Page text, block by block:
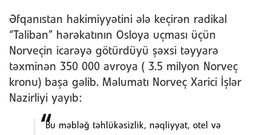
Əfqanıstan hakimiyyətini ələ keçirən radikal
“Taliban” hərəkatının Osloya uçması üçün
Norveçin icarəyə götürdüyü şəxsi təyyarə
təxminən 350 000 avroya ( 3.5 milyon Norveç
kronu) başa gəlib. Məlumatı Norveç Xarici İşlər
Nazirliyi yayıb:
Bu məbləğ təhlükəsizlik, nəqliyyat, otel və